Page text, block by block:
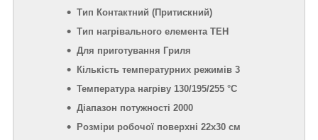
Тип Контактний (Притискний)
Тип нагрівального елемента ТЕН
Для приготування Гриля
Кількість температурних режимів 3
Температура нагріву 130/195/255 °С
Діапазон потужності 2000
Розміри робочої поверхні 22х30 см